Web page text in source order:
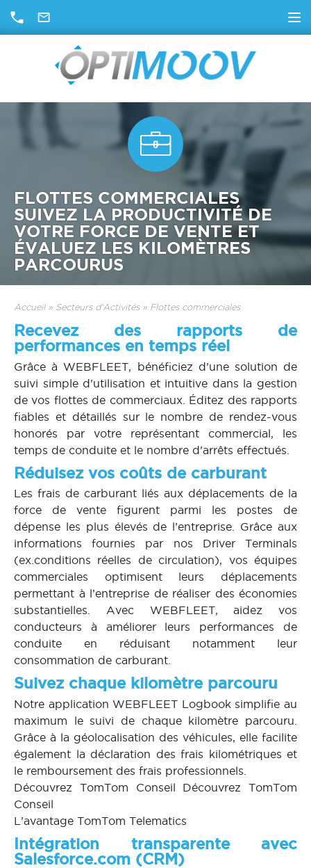
FLOTTES COMMERCIALES
SUIVEZ LA PRODUCTIVITÉ DE
VOTRE FORCE DE VENTE ET
ÉVALUEZ LES KILOMÈTRES
PARCOURUS
Accueil» Secteurs d‘Activités» Flottes commerciales
Recevez des rapports de
performances en temps réel
Grâce à WEBFLEET, bénéficiez d’une solution de
suivi simple d’utilisation et intuitive dans la gestion
de vos flottes de commerciaux. Éditez des rapports
fiables et détaillés sur le nombre de rendez-vous
honorés par votre représentant commercial, les
temps de conduite et le nombre d’arrêts effectués.
Réduisez vos coûts de carburant
Les frais de carburant liés aux déplacements de la
force de vente figurent parmi les postes de
dépense les plus élevés de l’entreprise. Grâce aux
informations fournies par nos Driver Terminals
(ex.conditions réelles de circulation), vos équipes
commerciales optimisent leurs déplacements
permettant à l’entreprise de réaliser des économies
substantielles. Avec WEBFLEET, aidez vos
conducteurs à améliorer leurs performances de
conduite en réduisant notamment leur
consommation de carburant.
Suivez chaque kilomètre parcouru
Notre application WEBFLEET Logbook simplifie au
maximum le suivi de chaque kilomètre parcouru.
Grâce à la géolocalisation des véhicules, elle facilite
également la déclaration des frais kilométriques et
le remboursement des frais professionnels.
Découvrez TomTom Conseil Découvrez TomTom
Conseil
L’avantage TomTom Telematics
Intégration transparente avec
Salesforce.com (CRM)